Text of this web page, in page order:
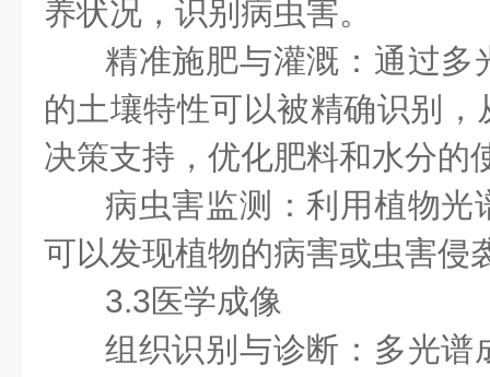
养状况，识别病虫害。
精准施肥与灌溉：通过多
的土壤特性可以被精确识别
决策支持，优化肥料和水分
病虫害监测：利用植物光
可以发现植物的病害或虫害
3.3医学成像
组织识别与诊断：多光谱